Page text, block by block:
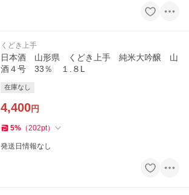
くどき上手
日本酒 山形県 くどき上手 純米大吟醸 山
酒４号 33％ １.８L
在庫なし
4,400円
5% （202pt）
発送日情報なし